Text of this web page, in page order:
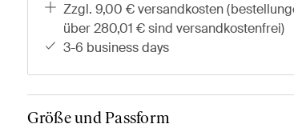
zzgl. 9,00 € versandkosten (bestellungen
über 280,01 € sind versandkostenfrei)
3-6 business days
Größe und Passform